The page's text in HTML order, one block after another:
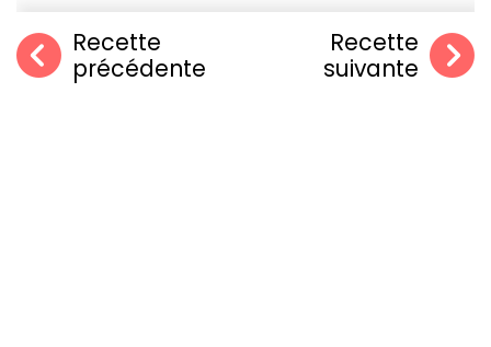
Recette
précédente
Recette
suivante